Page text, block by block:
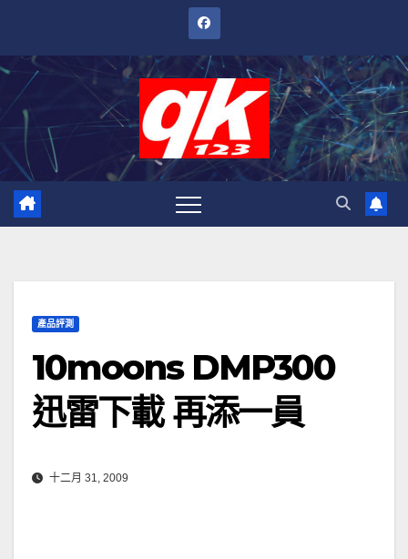
內
產品評測
10moons DMP300
迅雷下載 再添一員
十二月 31, 2009